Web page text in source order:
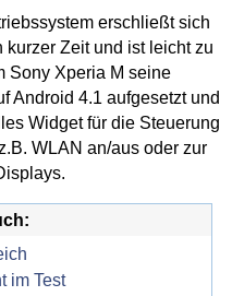
erschließt sich
Zeit und ist leicht zu
Sony Xperia M seine
Android 4.1 aufgesetzt und
Widget für die Steuerung
WLAN an/aus oder zur
im Test